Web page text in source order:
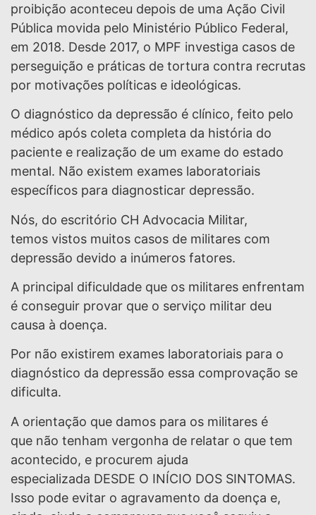
proibição aconteceu depois de uma Ação Civil
Pública movida pelo Ministério Público Federal,
em 2018. Desde 2017, o MPF investiga casos de
perseguição e práticas de tortura contra recrutas
por motivações políticas e ideológicas.
O diagnóstico da depressão é clínico, feito pelo
médico após coleta completa da história do
paciente e realização de um exame do estado
mental. Não existem exames laboratoriais
específicos para diagnosticar depressão.
Nós, do escritório CH Advocacia Militar,
temos vistos muitos casos de militares com
depressão devido a inúmeros fatores.
A principal dificuldade que os militares enfrentam
é conseguir provar que o serviço militar deu
causa à doença.
Por não existirem exames laboratoriais para o
diagnóstico da depressão essa comprovação se
dificulta.
A orientação que damos para os militares é
que não tenham vergonha de relatar o que tem
acontecido, e procurem ajuda
especializada DESDE O INÍCIO DOS SINTOMAS.
Isso pode evitar o agravamento da doença e,